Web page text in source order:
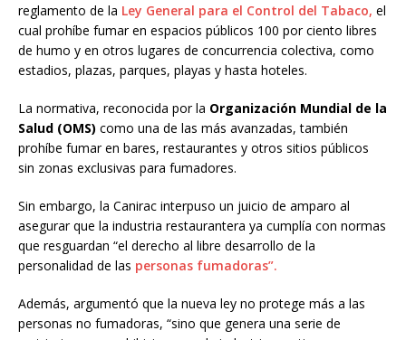
reglamento de la Ley General para el Control del Tabaco, el
cual prohíbe fumar en espacios públicos 100 por ciento libres
de humo y en otros lugares de concurrencia colectiva, como
estadios, plazas, parques, playas y hasta hoteles.
La normativa, reconocida por la Organización Mundial de la
Salud (OMS) como una de las más avanzadas, también
prohíbe fumar en bares, restaurantes y otros sitios públicos
sin zonas exclusivas para fumadores.
Sin embargo, la Canirac interpuso un juicio de amparo al
asegurar que la industria restaurantera ya cumplía con normas
que resguardan “el derecho al libre desarrollo de la
personalidad de las personas fumadoras”.
Además, argumentó que la nueva ley no protege más a las
personas no fumadoras, “sino que genera una serie de